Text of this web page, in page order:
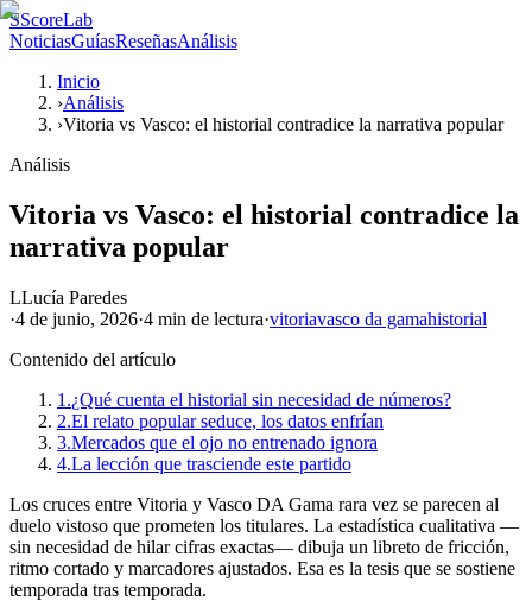
SScoreLab
NoticiasGuíasReseñasAnálisis
Inicio
›Análisis
›Vitoria vs Vasco: el historial contradice la narrativa popular
Análisis
Vitoria vs Vasco: el historial contradice la
narrativa popular
LLucía Paredes
·4 de junio, 2026·4 min de lectura·vitoriavasco da gamahistorial
Contenido del artículo
1.¿Qué cuenta el historial sin necesidad de números?
2.El relato popular seduce, los datos enfrían
3.Mercados que el ojo no entrenado ignora
4.La lección que trasciende este partido
Los cruces entre Vitoria y Vasco DA Gama rara vez se parecen al
duelo vistoso que prometen los titulares. La estadística cualitativa —
sin necesidad de hilar cifras exactas— dibuja un libreto de fricción,
ritmo cortado y marcadores ajustados. Esa es la tesis que se sostiene
temporada tras temporada.